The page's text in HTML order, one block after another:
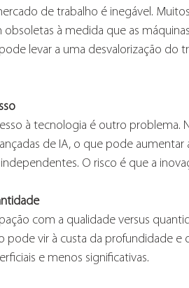
de trabalho é inegável.
obsoletas à medida que as
levar a uma desvalorização do
à tecnologia é outro problema.
de IA, o que pode
O risco é que a
com a qualidade versus
pode vir à custa da profundidade e
e menos significativas.